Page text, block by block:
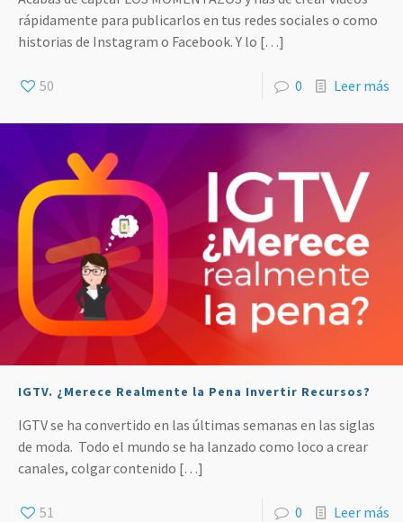
rápidamente para publicarlos en tus redes sociales o como
historias de Instagram o Facebook. Y lo […]
50 0 Leer más
IGTV. ¿Merece Realmente la Pena Invertir Recursos?
IGTV se ha convertido en las últimas semanas en las siglas
de moda. Todo el mundo se ha lanzado como loco a crear
canales, colgar contenido […]
51 0 Leer más